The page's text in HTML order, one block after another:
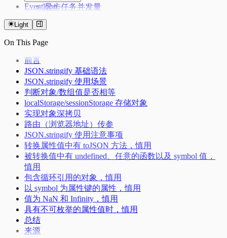
异步任务并发量
Deduplication
Longest Substring
反转链表
三数之和
Eventloop
Light
On This Page
前言
JSON.stringify 基础语法
JSON.stringify 使用场景
判断对象/数组值是否相等
localStorage/sessionStorage 存储对象
实现对象深拷贝
路由（浏览器地址）传参
JSON.stringify 使用注意事项
转换属性值中有 toJSON 方法，慎用
被转换值中有 undefined、任意的函数以及 symbol 值，
慎用
包含循环引用的对象，慎用
以 symbol 为属性键的属性，慎用
值为 NaN 和 Infinity，慎用
具有不可枚举的属性值时，慎用
总结
来源